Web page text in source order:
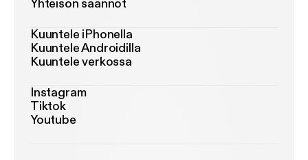
Yhteisön säännöt
Kuuntele iPhonella
Kuuntele Androidilla
Kuuntele verkossa
Instagram
Tiktok
Youtube